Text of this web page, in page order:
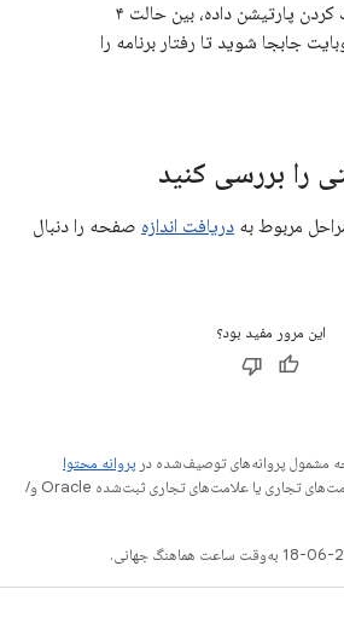
می‌توانید بدون پاک کردن پارتیشن داده، بین حالت ۴
و ۱۶ کیلوبایت جابجا شوید تا رفتار برنامه را
مربوط به دریافت اندازه صفحه را دنبال
این مرور مفید بود؟
مشمول پروانه‌های توصیف‌شده در پروانه محتوا
هستند. جاوا و OpenJDK علامت‌های تجاری یا علامت‌های تجاری ثبت‌شده Oracle و/